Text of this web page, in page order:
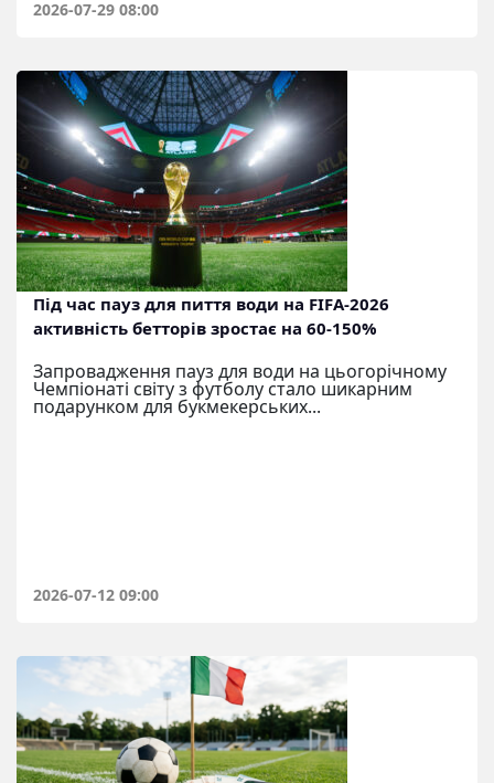
2026-07-29 08:00
Під час пауз для пиття води на FIFA-2026
активність бетторів зростає на 60-150%
Запровадження пауз для води на цьогорічному
Чемпіонаті світу з футболу стало шикарним
подарунком для букмекерських...
2026-07-12 09:00